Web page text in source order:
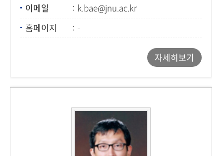
이메일
k.bae@jnu.ac.kr
홈페이지
-
자세히보기